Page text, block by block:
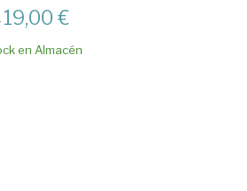
19,00 €
en Almacén